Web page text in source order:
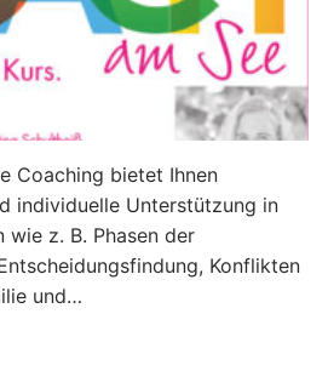
Coaching bietet Ihnen
individuelle Unterstützung in
wie z. B. Phasen der
Konflikten
und…